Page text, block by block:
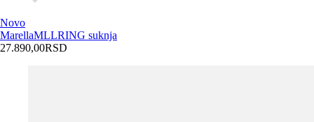
Novo
MarellaMLLRING suknja
27.890,00RSD